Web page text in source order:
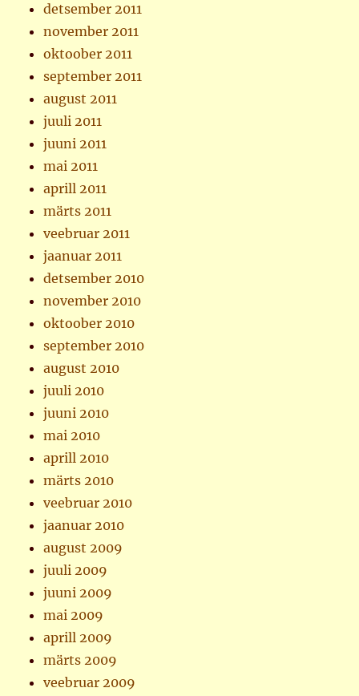
detsember 2011
november 2011
oktoober 2011
september 2011
august 2011
juuli 2011
juuni 2011
mai 2011
aprill 2011
märts 2011
veebruar 2011
jaanuar 2011
detsember 2010
november 2010
oktoober 2010
september 2010
august 2010
juuli 2010
juuni 2010
mai 2010
aprill 2010
märts 2010
veebruar 2010
jaanuar 2010
august 2009
juuli 2009
juuni 2009
mai 2009
aprill 2009
märts 2009
veebruar 2009